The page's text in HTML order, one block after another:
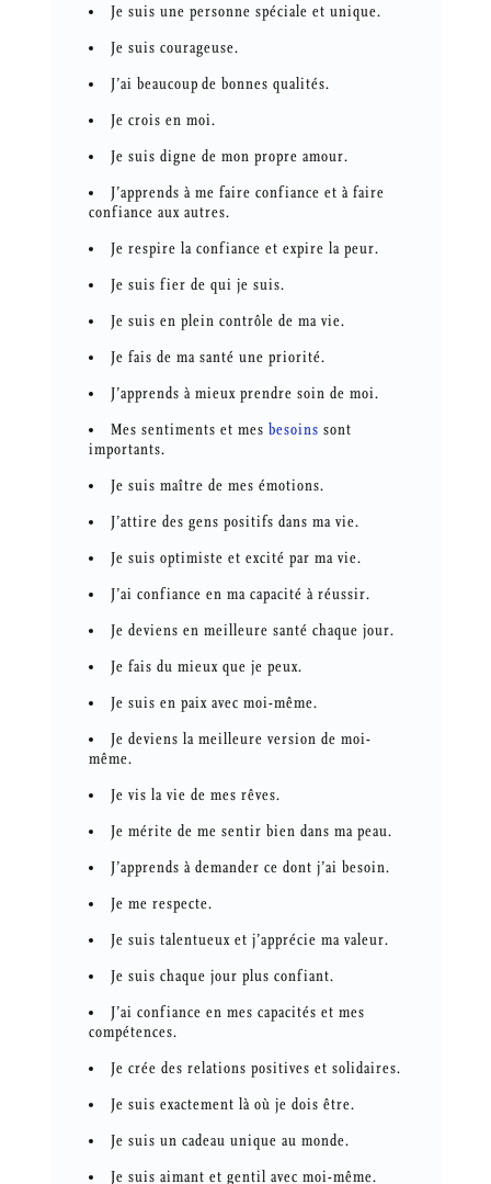
Je suis une personne spéciale et unique.
Je suis courageuse.
J’ai beaucoup de bonnes qualités.
Je crois en moi.
Je suis digne de mon propre amour.
J’apprends à me faire confiance et à faire
confiance aux autres.
Je respire la confiance et expire la peur.
Je suis fier de qui je suis.
Je suis en plein contrôle de ma vie.
Je fais de ma santé une priorité.
J’apprends à mieux prendre soin de moi.
Mes sentiments et mes besoins sont
importants.
Je suis maître de mes émotions.
J’attire des gens positifs dans ma vie.
Je suis optimiste et excité par ma vie.
J’ai confiance en ma capacité à réussir.
Je deviens en meilleure santé chaque jour.
Je fais du mieux que je peux.
Je suis en paix avec moi-même.
Je deviens la meilleure version de moi-
même.
Je vis la vie de mes rêves.
Je mérite de me sentir bien dans ma peau.
J’apprends à demander ce dont j’ai besoin.
Je me respecte.
Je suis talentueux et j’apprécie ma valeur.
Je suis chaque jour plus confiant.
J’ai confiance en mes capacités et mes
compétences.
Je crée des relations positives et solidaires.
Je suis exactement là où je dois être.
Je suis un cadeau unique au monde.
Je suis aimant et gentil avec moi-même.